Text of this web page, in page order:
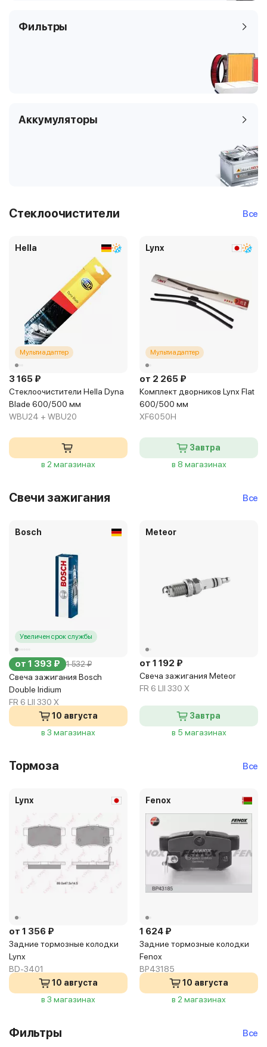
Фильтры
Аккумуляторы
Стеклоочистители Все
Hella
Мультиадаптер
3 165 ₽
Стеклоочистители Hella Dyna
Blade 600/500 мм
WBU24 + WBU20
в 2 магазинах
Lynx
Мультиадаптер
от 2 265 ₽
Комплект дворников Lynx Flat
600/500 мм
XF6050H
Завтра
в 8 магазинах
Свечи зажигания Все
Bosch
Увеличен срок службы
от 1 393 ₽ 1 532 ₽
Свеча зажигания Bosch
Double Iridium
FR 6 LII 330 X
10 августа
в 3 магазинах
Meteor
от 1 192 ₽
Свеча зажигания Meteor
FR 6 LII 330 X
Завтра
в 5 магазинах
Тормоза Все
Lynx
от 1 356 ₽
Задние тормозные колодки
Lynx
BD-3401
10 августа
в 3 магазинах
Fenox
1 624 ₽
Задние тормозные колодки
Fenox
BP43185
10 августа
в 2 магазинах
Фильтры Все